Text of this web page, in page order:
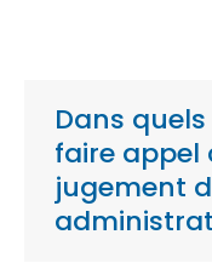
Dans
faire appel
jugement